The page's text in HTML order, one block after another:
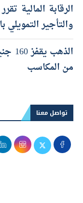
الرقابة المالية
والتأجير التمويلي
من المكاسب
تواصل معنا